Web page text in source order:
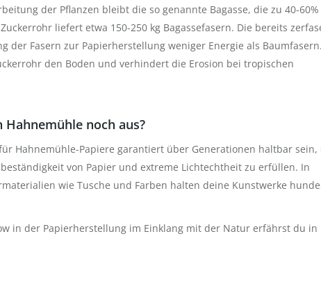
der Pflanzen bleibt die so genannte Bagasse, die zu 40-60%
liefert etwa 150-250 kg Bagassefasern. Die bereits
der Fasern zur Papierherstellung weniger Energie als Baumfasern.
den Boden und verhindert die Erosion bei tropischen
noch aus?
Hahnemühle-Papiere garantiert über Generationen haltbar sein,
von Papier und extreme Lichtechtheit zu erfüllen. In
wie Tusche und Farben halten deine Kunstwerke
in der Papierherstellung im Einklang mit der Natur erfährst du in